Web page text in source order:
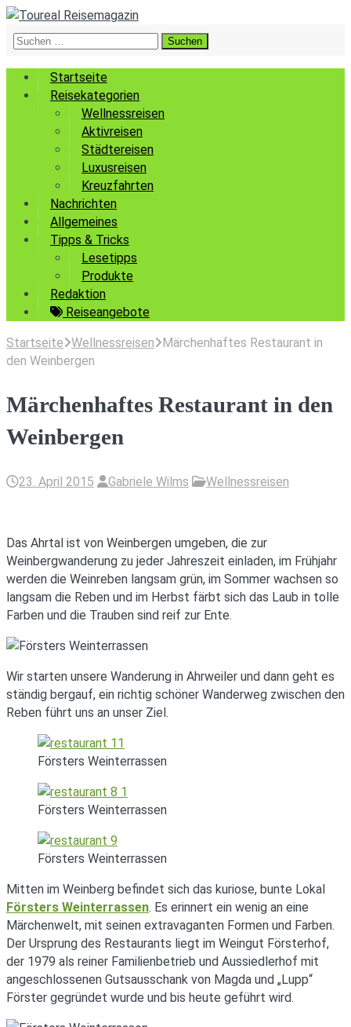
Suchen
Startseite
Reisekategorien
Wellnessreisen
Aktivreisen
Städtereisen
Luxusreisen
Kreuzfahrten
Nachrichten
Allgemeines
Tipps & Tricks
Lesetipps
Produkte
Redaktion
Reiseangebote
Startseite Wellnessreisen
Märchenhaftes Restaurant in
den Weinbergen
Märchenhaftes Restaurant in den
Weinbergen
23. April 2015 Gabriele Wilms Wellnessreisen
Das Ahrtal ist von Weinbergen umgeben, die zur
Weinbergwanderung zu jeder Jahreszeit einladen, im Frühjahr
werden die Weinreben langsam grün, im Sommer wachsen so
langsam die Reben und im Herbst färbt sich das Laub in tolle
Farben und die Trauben sind reif zur Ente.
Wir starten unsere Wanderung in Ahrweiler und dann geht es
ständig bergauf, ein richtig schöner Wanderweg zwischen den
Reben führt uns an unser Ziel.
Försters Weinterrassen
Försters Weinterrassen
Försters Weinterrassen
Mitten im Weinberg befindet sich das kuriose, bunte Lokal
Försters Weinterrassen. Es erinnert ein wenig an eine
Märchenwelt, mit seinen extravaganten Formen und Farben.
Der Ursprung des Restaurants liegt im Weingut Försterhof,
der 1979 als reiner Familienbetrieb und Aussiedlerhof mit
angeschlossenen Gutsausschank von Magda und „Lupp“
Förster gegründet wurde und bis heute geführt wird.